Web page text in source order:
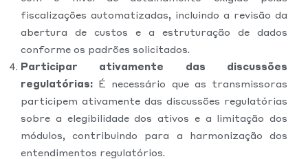
fiscalizações automatizadas, incluindo a revisão da
abertura de custos e a estruturação de dados
conforme os padrões solicitados.
Participar ativamente das discussões
regulatórias: É necessário que as transmissoras
participem ativamente das discussões regulatórias
sobre a elegibilidade dos ativos e a limitação dos
módulos, contribuindo para a harmonização dos
entendimentos regulatórios.